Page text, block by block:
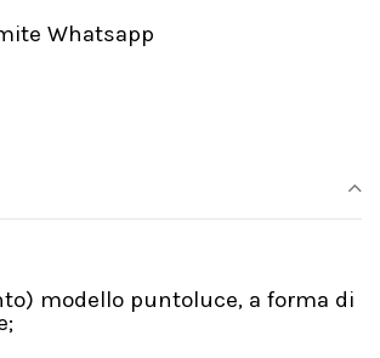
Whatsapp
modello puntoluce, a forma di